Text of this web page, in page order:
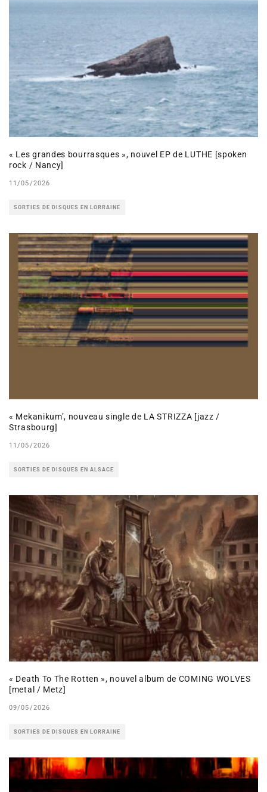
« Les grandes bourrasques », nouvel EP de LUTHE [spoken
rock / Nancy]
11/05/2026
SORTIES DE DISQUES EN LORRAINE
« Mekanikum’, nouveau single de LA STRIZZA [jazz /
Strasbourg]
11/05/2026
SORTIES DE DISQUES EN ALSACE
« Death To The Rotten », nouvel album de COMING WOLVES
[metal / Metz]
09/05/2026
SORTIES DE DISQUES EN LORRAINE